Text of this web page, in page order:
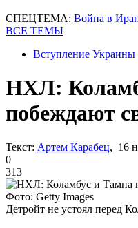
СПЕЦТЕМА: Война в
ВСЕ ТЕМЫ
Вступление
НХЛ:
побеждают
Текст: Артем Карабец, 16
0
313
Фото: Getty Images
Детройт не устоял перед